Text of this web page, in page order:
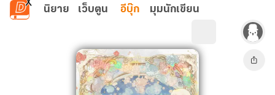
ข้ามไปยังเนื้อหาหลัก
นิยาย เว็บตูน อีบุ๊ก มุมนักเขียน